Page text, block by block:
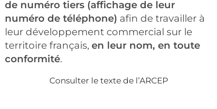
de numéro tiers (affichage de leur
numéro de téléphone) afin de travailler à
leur développement commercial sur le
territoire français, en leur nom, en toute
conformité.
Consulter le texte de l’ARCEP